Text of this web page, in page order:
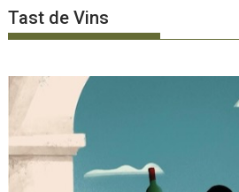
Tast de Vins